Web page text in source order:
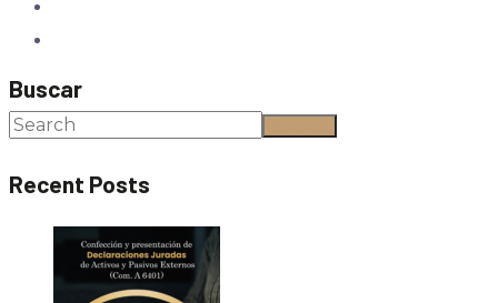
Buscar
Recent Posts